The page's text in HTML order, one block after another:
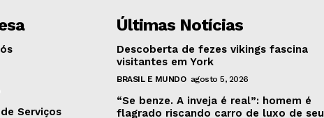
Serviços
Últimas Notícias
Descoberta de fezes vikings fascina
visitantes em York
BRASIL E MUNDO agosto 5, 2026
“Se benze. A inveja é real”: homem é
flagrado riscando carro de luxo de seu